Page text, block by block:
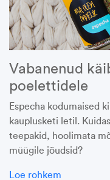
Vabanenud
poelettidele
Especha kodumaised
kauplusketi letil.
teepakid, hoolimata
müügile jõudsid?
Loe rohkem